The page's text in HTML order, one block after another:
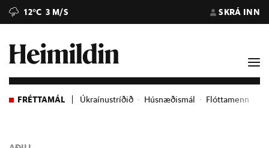
12°C 3 M/S SKRÁ INN
FRÉTTAMÁL Úkraínustríðið Húsnæðismál Flóttamenn